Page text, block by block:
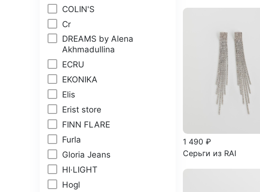
COLIN'S
Cr
DREAMS by Alena
Akhmadullina
ECRU
EKONIKA
Elis
Erist store
FINN FLARE
Furla
Gloria Jeans
HI·LIGHT
Hogl
1 490 ₽
Серьги из RAI